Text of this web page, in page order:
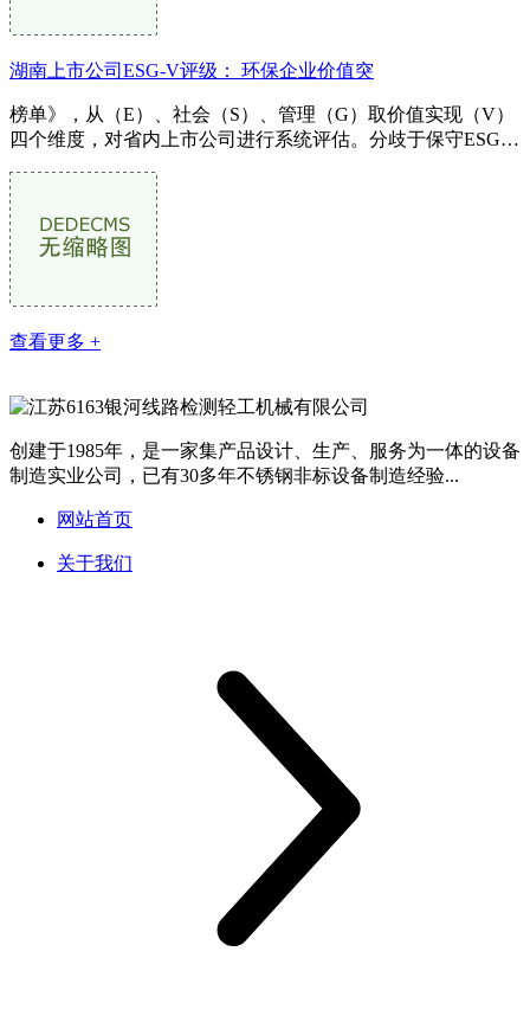
湖南上市公司ESG-V评级： 环保企业价值突
榜单》，从（E）、社会（S）、管理（G）取价值实现（V）
四个维度，对省内上市公司进行系统评估。分歧于保守ESG评
查看更多 +
创建于1985年，是一家集产品设计、生产、服务为一体的设备
制造实业公司，已有30多年不锈钢非标设备制造经验...
网站首页
关于我们